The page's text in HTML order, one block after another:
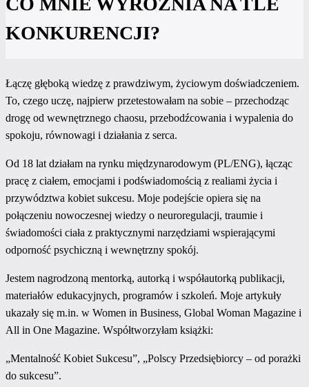
KONKURENCJI?
Łączę głęboką wiedzę z prawdziwym, życiowym doświadczeniem.
To, czego uczę, najpierw przetestowałam na sobie – przechodząc
drogę od wewnętrznego chaosu, przebodźcowania i wypalenia do
spokoju, równowagi i działania z serca.
Od 18 lat działam na rynku międzynarodowym (PL/ENG), łącząc
pracę z ciałem, emocjami i podświadomością z realiami życia i
przywództwa kobiet sukcesu. Moje podejście opiera się na
połączeniu nowoczesnej wiedzy o neuroregulacji, traumie i
świadomości ciała z praktycznymi narzędziami wspierającymi
odporność psychiczną i wewnętrzny spokój.
Jestem nagrodzoną mentorką, autorką i współautorką publikacji,
materiałów edukacyjnych, programów i szkoleń. Moje artykuły
ukazały się m.in. w Women in Business, Global Woman Magazine i
All in One Magazine. Współtworzyłam książki:
„Mentalność Kobiet Sukcesu”, „Polscy Przedsiębiorcy – od porażki
do sukcesu”.